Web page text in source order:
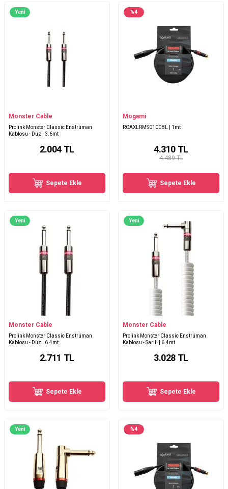
Yeni
Monster Cable
Prolink Monster Classic Enstrüman
Kablosu - Düz | 3.6mt
2.004 TL
Sepete Ekle
%4
Mogami
RCAXLRMS0100BL | 1mt
4.489 TL
4.310 TL
Sepete Ekle
Yeni
Monster Cable
Prolink Monster Classic Enstrüman
Kablosu - Düz | 6.4mt
2.711 TL
Sepete Ekle
Yeni
Monster Cable
Prolink Monster Classic Enstrüman
Kablosu - Sarılı | 6.4mt
3.028 TL
Sepete Ekle
Yeni %4